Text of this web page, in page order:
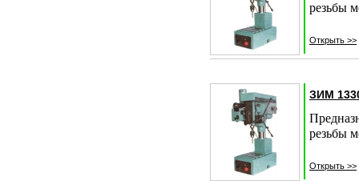
резьбы
Открыть >>
ЗИМ
резьбы
Открыть >>